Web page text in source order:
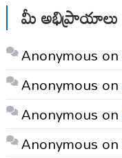
మీ అభిప్రాయాలు
Anonymous on
Anonymous on
Anonymous on
Anonymous on